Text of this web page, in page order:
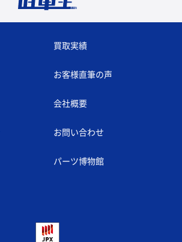
買取実績
お客様直筆の声
会社概要
お問い合わせ
パーツ博物館